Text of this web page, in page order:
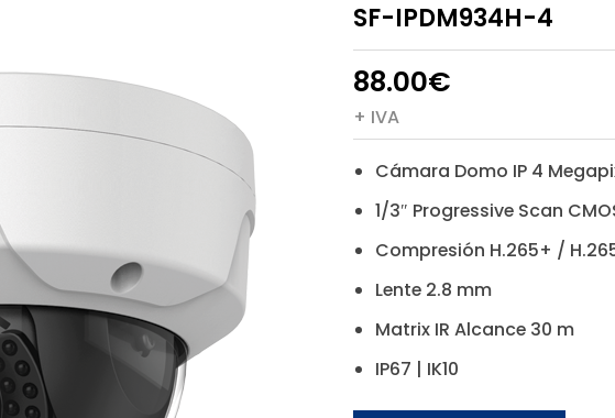
SF-IPDM934H-4
88.00€
+ IVA
Cámara Domo IP 4
1/3″ Progressive Scan
Compresión H.265+ /
Lente 2.8 mm
Matrix IR Alcance 30 m
IP67 | IK10